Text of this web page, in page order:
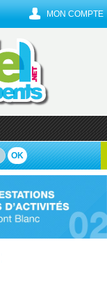
MON COMPTE
OK